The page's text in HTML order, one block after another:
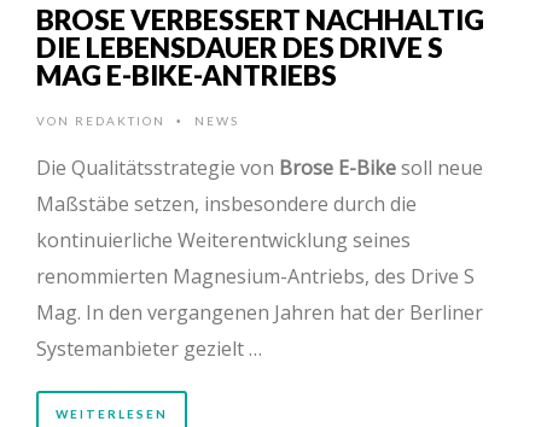
BROSE VERBESSERT NACHHALTIG
DIE LEBENSDAUER DES DRIVE S
MAG E-BIKE-ANTRIEBS
VON REDAKTION • NEWS
Die Qualitätsstrategie von Brose E-Bikesoll neue
Maßstäbe setzen, insbesondere durch die
kontinuierliche Weiterentwicklung seines
renommierten Magnesium-Antriebs, des Drive S
Mag. In den vergangenen Jahren hat der Berliner
Systemanbieter gezielt …
WEITERLESEN